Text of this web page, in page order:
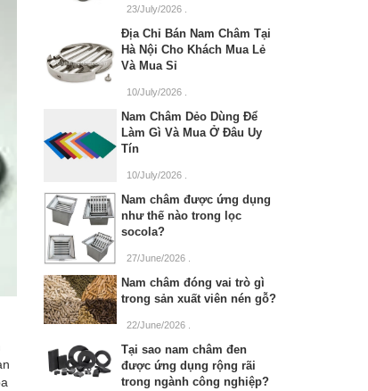
23/July/2026
Địa Chỉ Bán Nam Châm Tại
Hà Nội Cho Khách Mua Lẻ
Và Mua Sỉ
10/July/2026
Nam Châm Dẻo Dùng Để
Làm Gì Và Mua Ở Đâu Uy
Tín
10/July/2026
Nam châm được ứng dụng
như thế nào trong lọc
socola?
27/June/2026
Nam châm đóng vai trò gì
trong sản xuất viên nén gỗ?
22/June/2026
Tại sao nam châm đen
được ứng dụng rộng rãi
trong ngành công nghiệp?